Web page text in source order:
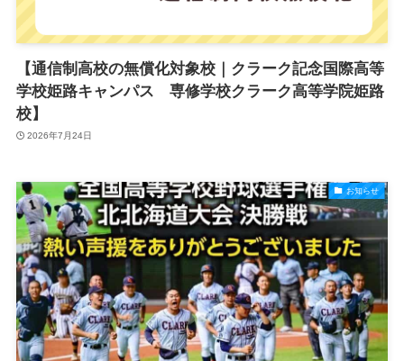
【通信制高校の無償化対象校｜クラーク記念国際高等
学校姫路キャンパス 専修学校クラーク高等学院姫路
校】
2026年7月24日
お知らせ